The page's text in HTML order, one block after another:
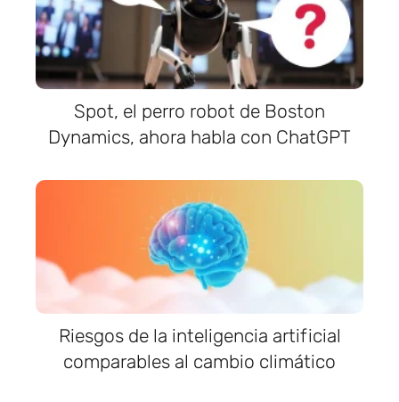
Spot, el perro robot de Boston
Dynamics, ahora habla con ChatGPT
Riesgos de la inteligencia artificial
comparables al cambio climático